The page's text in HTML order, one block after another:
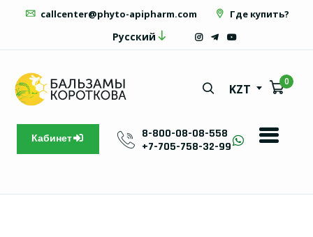
callcenter@phyto-apipharm.com Где купить?
Русский
KZT
0
Кабинет
8-800-08-08-558
+7-705-758-32-99